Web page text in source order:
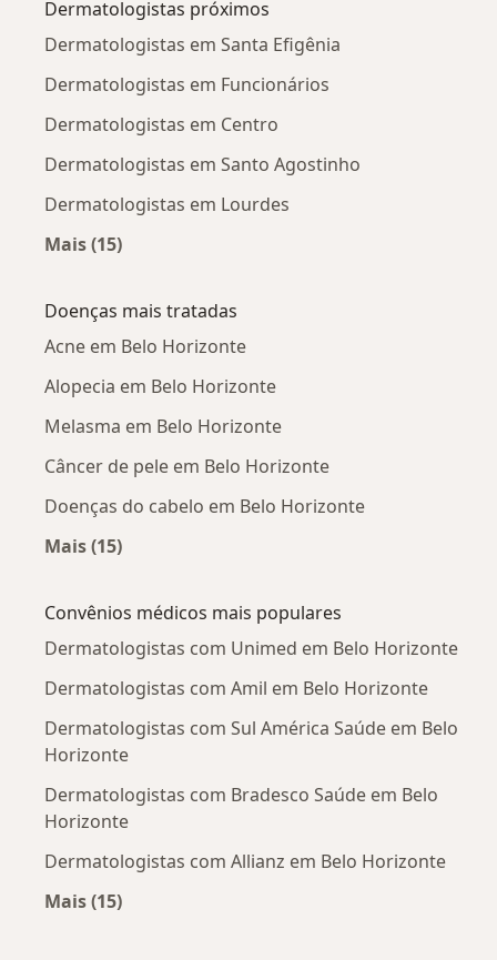
Dermatologistas próximos
Dermatologistas em Santa Efigênia
Dermatologistas em Funcionários
Dermatologistas em Centro
Dermatologistas em Santo Agostinho
Dermatologistas em Lourdes
Mais (15)
Doenças mais tratadas
Acne em Belo Horizonte
Alopecia em Belo Horizonte
Melasma em Belo Horizonte
Câncer de pele em Belo Horizonte
Doenças do cabelo em Belo Horizonte
Mais (15)
Convênios médicos mais populares
Dermatologistas com Unimed em Belo Horizonte
Dermatologistas com Amil em Belo Horizonte
Dermatologistas com Sul América Saúde em Belo
Horizonte
Dermatologistas com Bradesco Saúde em Belo
Horizonte
Dermatologistas com Allianz em Belo Horizonte
Mais (15)